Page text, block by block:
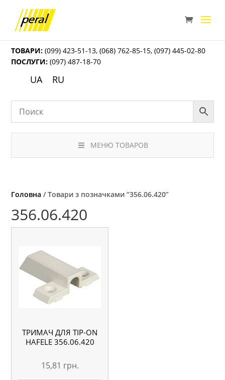
ТОВАРИ: (099) 423-51-13,(068) 762-85-15,(097) 445-02-80
ПОСЛУГИ: (097) 487-18-70
UA RU
МЕНЮ ТОВАРОВ
Головна / Товари з позначками “356.06.420”
356.06.420
ТРИМАЧ ДЛЯ TIP-ON
HAFELE 356.06.420
15,81 грн.